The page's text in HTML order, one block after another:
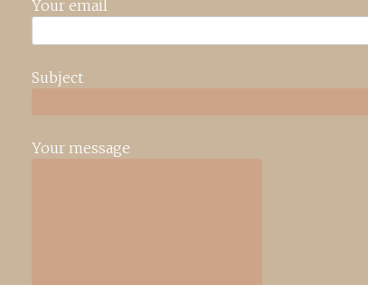
Your email
Subject
Your message